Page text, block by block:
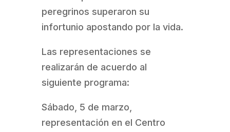
peregrinos superaron su
infortunio apostando por la vida.
Las representaciones se
realizarán de acuerdo al
siguiente programa:
Sábado, 5 de marzo,
representación en el Centro